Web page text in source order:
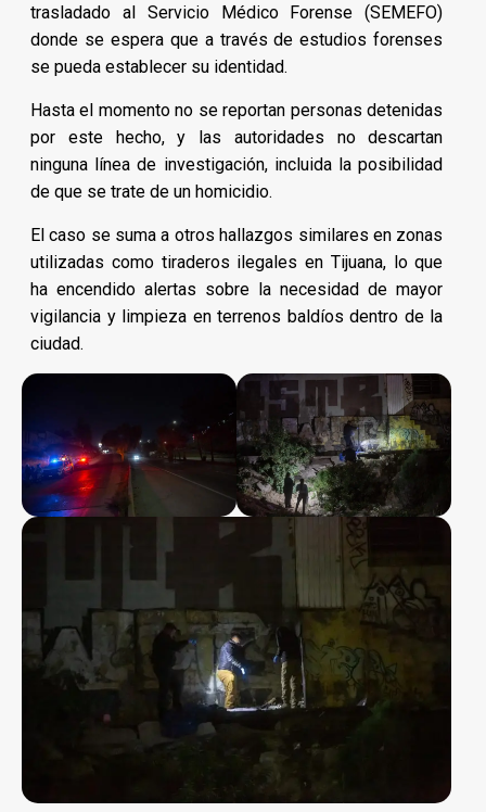
trasladado al Servicio Médico Forense (SEMEFO)
donde se espera que a través de estudios forenses
se pueda establecer su identidad.
Hasta el momento no se reportan personas detenidas
por este hecho, y las autoridades no descartan
ninguna línea de investigación, incluida la posibilidad
de que se trate de un homicidio.
El caso se suma a otros hallazgos similares en zonas
utilizadas como tiraderos ilegales en Tijuana, lo que
ha encendido alertas sobre la necesidad de mayor
vigilancia y limpieza en terrenos baldíos dentro de la
ciudad.